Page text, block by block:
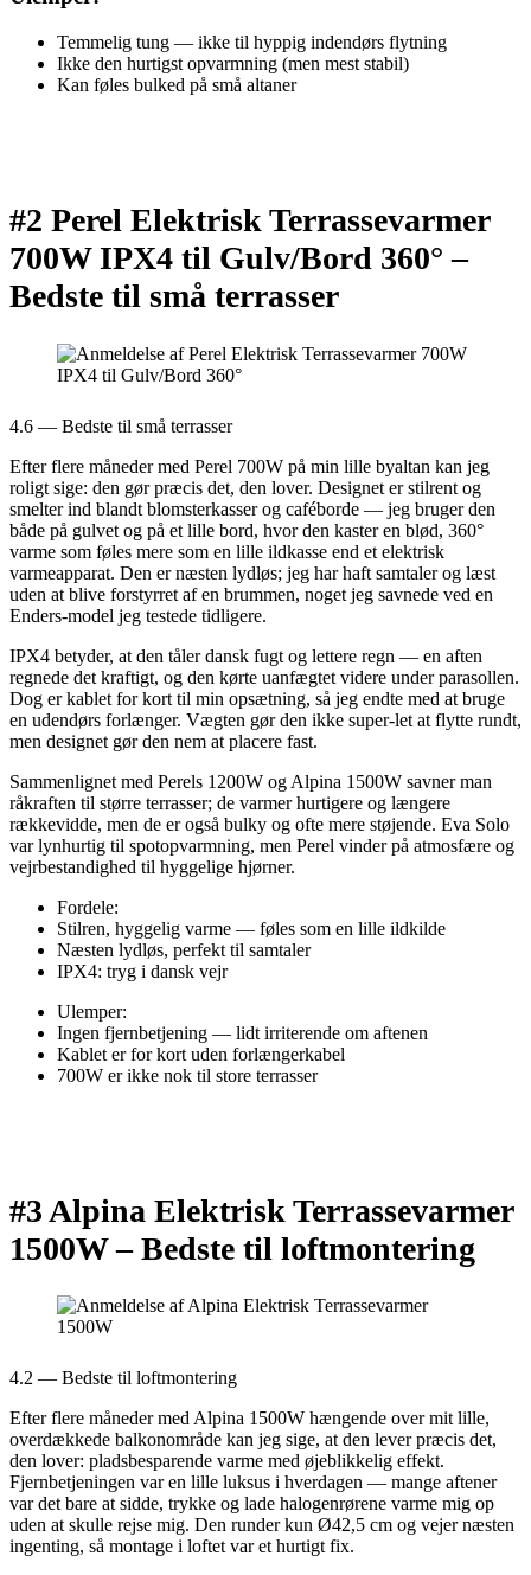
Temmelig tung — ikke til hyppig indendørs flytning
Ikke den hurtigst opvarmning (men mest stabil)
Kan føles bulked på små altaner
#2 Perel Elektrisk Terrassevarmer
700W IPX4 til Gulv/Bord 360° –
Bedste til små terrasser
4.6 — Bedste til små terrasser
Efter flere måneder med Perel 700W på min lille byaltan kan jeg
roligt sige: den gør præcis det, den lover. Designet er stilrent og
smelter ind blandt blomsterkasser og caféborde — jeg bruger den
både på gulvet og på et lille bord, hvor den kaster en blød, 360°
varme som føles mere som en lille ildkasse end et elektrisk
varmeapparat. Den er næsten lydløs; jeg har haft samtaler og læst
uden at blive forstyrret af en brummen, noget jeg savnede ved en
Enders-model jeg testede tidligere.
IPX4 betyder, at den tåler dansk fugt og lettere regn — en aften
regnede det kraftigt, og den kørte uanfægtet videre under parasollen.
Dog er kablet for kort til min opsætning, så jeg endte med at bruge
en udendørs forlænger. Vægten gør den ikke super-let at flytte rundt,
men designet gør den nem at placere fast.
Sammenlignet med Perels 1200W og Alpina 1500W savner man
råkraften til større terrasser; de varmer hurtigere og længere
rækkevidde, men de er også bulky og ofte mere støjende. Eva Solo
var lynhurtig til spotopvarmning, men Perel vinder på atmosfære og
vejrbestandighed til hyggelige hjørner.
Fordele:
Stilren, hyggelig varme — føles som en lille ildkilde
Næsten lydløs, perfekt til samtaler
IPX4: tryg i dansk vejr
Ulemper:
Ingen fjernbetjening — lidt irriterende om aftenen
Kablet er for kort uden forlængerkabel
700W er ikke nok til store terrasser
#3 Alpina Elektrisk Terrassevarmer
1500W –Bedste til loftmontering
4.2 — Bedste til loftmontering
Efter flere måneder med Alpina 1500W hængende over mit lille,
overdækkede balkonområde kan jeg sige, at den lever præcis det,
den lover: pladsbesparende varme med øjeblikkelig effekt.
Fjernbetjeningen var en lille luksus i hverdagen — mange aftener
var det bare at sidde, trykke og lade halogenrørene varme mig op
uden at skulle rejse mig. Den runder kun Ø42,5 cm og vejer næsten
ingenting, så montage i loftet var et hurtigt fix.